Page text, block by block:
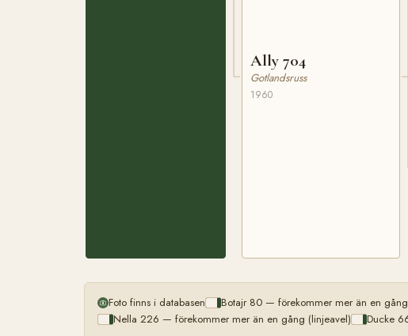
Ally 704
Gotlandsruss
1960
Foto finns i databasen Botajr 80 — förekommer mer än en
Nella 226 — förekommer mer än en gång (linjeavel)
Ducke